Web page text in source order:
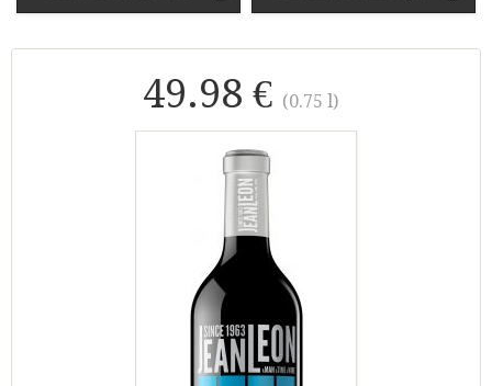
49.98 € (0.75 l)